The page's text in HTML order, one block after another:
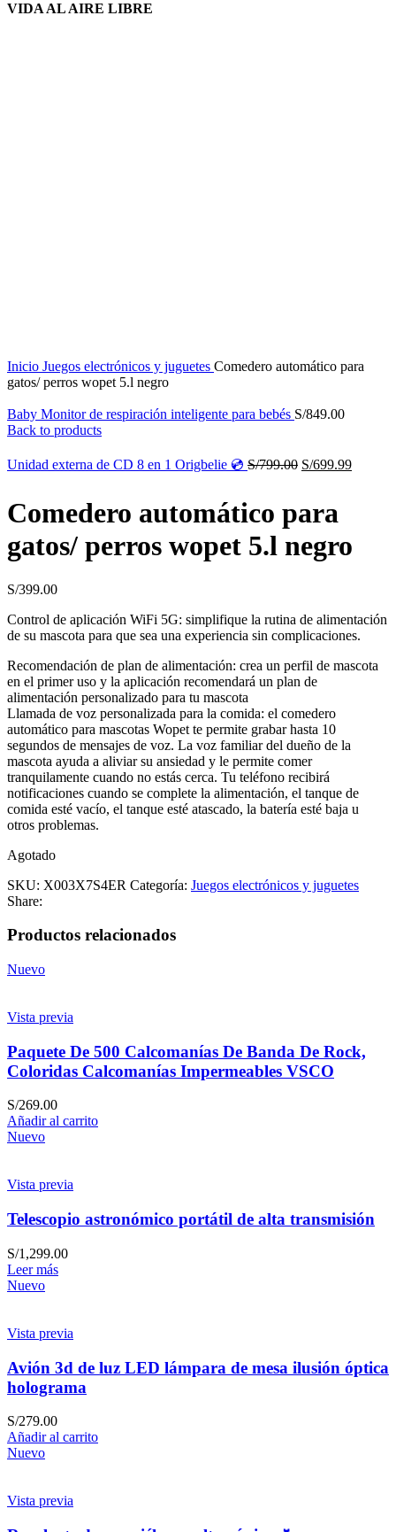
VIDA AL AIRE LIBRE
Inicio Juegos electrónicos y juguetes Comedero automático para
gatos/ perros wopet 5.l negro
Baby Monitor de respiración inteligente para bebés S/849.00
Back to products
Unidad externa de CD 8 en 1 Origbelie 💿 S/799.00 S/699.99
Comedero automático para
gatos/ perros wopet 5.l negro
S/399.00
Control de aplicación WiFi 5G: simplifique la rutina de alimentación
de su mascota para que sea una experiencia sin complicaciones.
Recomendación de plan de alimentación: crea un perfil de mascota
en el primer uso y la aplicación recomendará un plan de
alimentación personalizado para tu mascota
Llamada de voz personalizada para la comida: el comedero
automático para mascotas Wopet te permite grabar hasta 10
segundos de mensajes de voz. La voz familiar del dueño de la
mascota ayuda a aliviar su ansiedad y le permite comer
tranquilamente cuando no estás cerca. Tu teléfono recibirá
notificaciones cuando se complete la alimentación, el tanque de
comida esté vacío, el tanque esté atascado, la batería esté baja u
otros problemas.
Agotado
SKU: X003X7S4ER Categoría: Juegos electrónicos y juguetes
Share:
Productos relacionados
Nuevo
Vista previa
Paquete De 500 Calcomanías De Banda De Rock,
Coloridas Calcomanías Impermeables VSCO
S/269.00
Añadir al carrito
Nuevo
Vista previa
Telescopio astronómico portátil de alta transmisión
S/1,299.00
Leer más
Nuevo
Vista previa
Avión 3d de luz LED lámpara de mesa ilusión óptica
holograma
S/279.00
Añadir al carrito
Nuevo
Vista previa